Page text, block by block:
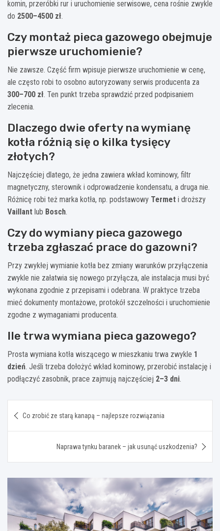
komin, przeróbki rur i uruchomienie serwisowe, cena rośnie zwykle
do 2500–4500 zł.
Czy montaż pieca gazowego obejmuje
pierwsze uruchomienie?
Nie zawsze. Część firm wpisuje pierwsze uruchomienie w cenę,
ale często robi to osobno autoryzowany serwis producenta za
300–700 zł. Ten punkt trzeba sprawdzić przed podpisaniem
zlecenia.
Dlaczego dwie oferty na wymianę
kotła różnią się o kilka tysięcy
złotych?
Najczęściej dlatego, że jedna zawiera wkład kominowy, filtr
magnetyczny, sterownik i odprowadzenie kondensatu, a druga nie.
Różnicę robi też marka kotła, np. podstawowy Termet i droższy
Vaillant lub Bosch.
Czy do wymiany pieca gazowego
trzeba zgłaszać prace do gazowni?
Przy zwykłej wymianie kotła bez zmiany warunków przyłączenia
zwykle nie załatwia się nowego przyłącza, ale instalacja musi być
wykonana zgodnie z przepisami i odebrana. W praktyce trzeba
mieć dokumenty montażowe, protokół szczelności i uruchomienie
zgodne z wymaganiami producenta.
Ile trwa wymiana pieca gazowego?
Prosta wymiana kotła wiszącego w mieszkaniu trwa zwykle 1
dzień. Jeśli trzeba dołożyć wkład kominowy, przerobić instalację i
podłączyć zasobnik, prace zajmują najczęściej 2–3 dni.
wpisu
Co zrobić ze starą kanapą – najlepsze rozwiązania
Naprawa tynku baranek – jak usunąć uszkodzenia?